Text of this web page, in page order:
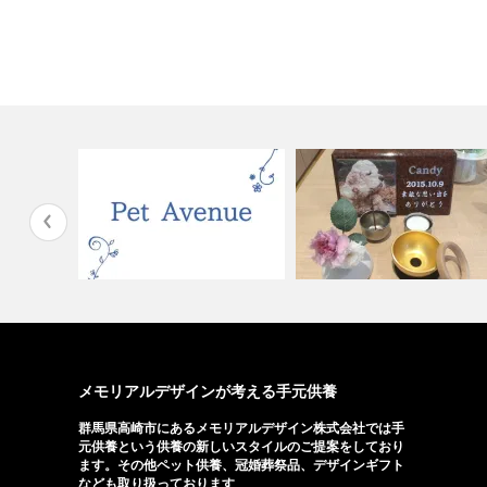
だ
メモリアルデザインが考える手元供養
群馬県高崎市にあるメモリアルデザイン株式会社では手
元供養という供養の新しいスタイルのご提案をしており
ます。その他ペット供養、冠婚葬祭品、デザインギフト
なども取り扱っております